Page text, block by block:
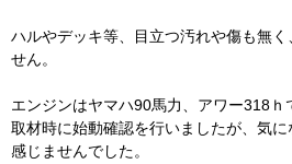
ハルやデッキ等、目立つ汚れや傷も無
せん。
エンジンはヤマハ90馬力、アワー318ｈ
取材時に始動確認を行いましたが、気
感じませんでした。